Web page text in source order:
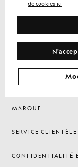
Adresse e-mail
MARQUE
SERVICE CLIENTÈLE
CONFIDENTIALITÉ
de cookies ici